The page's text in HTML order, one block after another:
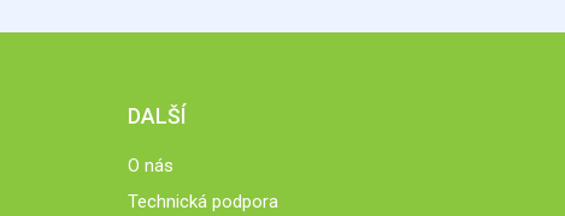
DALŠÍ
O nás
Technická podpora